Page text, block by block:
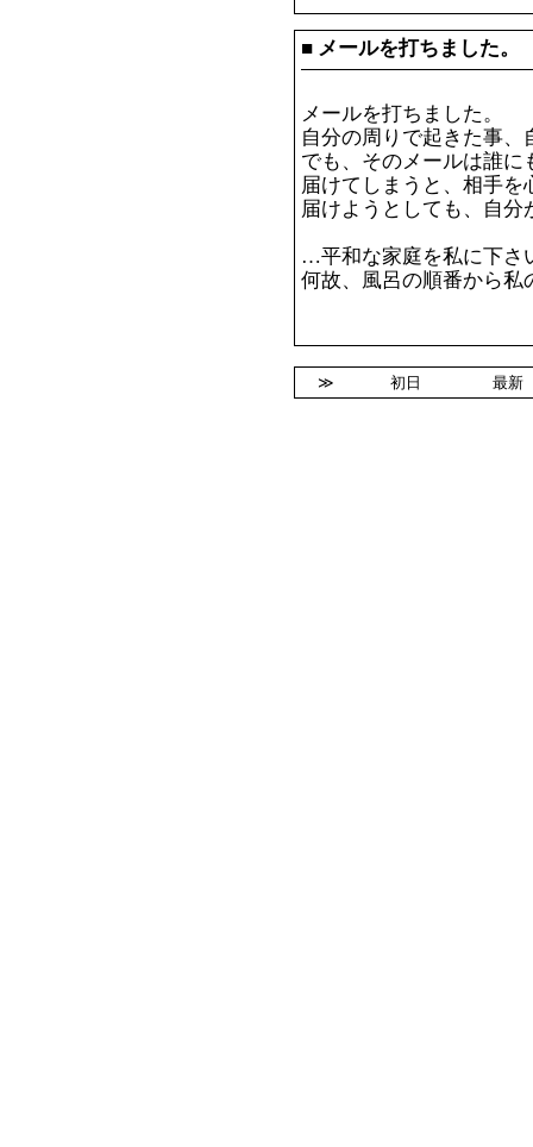
■ メールを打ちました。
メールを打ちました。
自分の周りで起きた事
でも、そのメールは誰に
届けてしまうと、相手を
届けようとしても、自
…平和な家庭を私に下さ
何故、風呂の順番から
≫ 初日 最新